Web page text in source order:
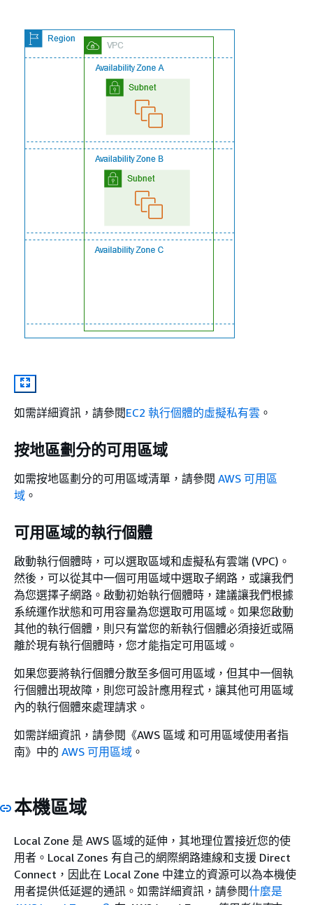
如需詳細資訊，請參閱EC2 執行個體的虛擬私有雲 。
按地區劃分的可用區域
如需按地區劃分的可用區域清單，請參閱 AWS 可用區
域 。
可用區域的執行個體
啟動執行個體時，可以選取區域和虛擬私有雲端 (VPC)。
然後，可以從其中一個可用區域中選取子網路，或讓我們
為您選擇子網路。啟動初始執行個體時，建議讓我們根據
系統運作狀態和可用容量為您選取可用區域。如果您啟動
其他的執行個體，則只有當您的新執行個體必須接近或隔
離於現有執行個體時，您才能指定可用區域。
如果您要將執行個體分散至多個可用區域，但其中一個執
行個體出現故障，則您可設計應用程式，讓其他可用區域
內的執行個體來處理請求。
如需詳細資訊，請參閱《AWS 區域 和可用區域使用者指
南》中的 AWS 可用區域 。
本機區域
Local Zone 是 AWS 區域的延伸，其地理位置接近您的使
用者。Local Zones 有自己的網際網路連線和支援 Direct
Connect，因此在 Local Zone 中建立的資源可以為本機使
用者提供低延遲的通訊。如需詳細資訊，請參閱什麼是